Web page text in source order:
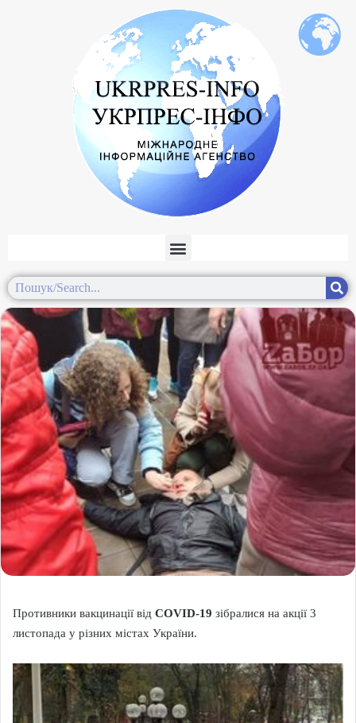
Противники вакцинації від COVID-19 зібралися на акції 3
листопада у різних містах України.